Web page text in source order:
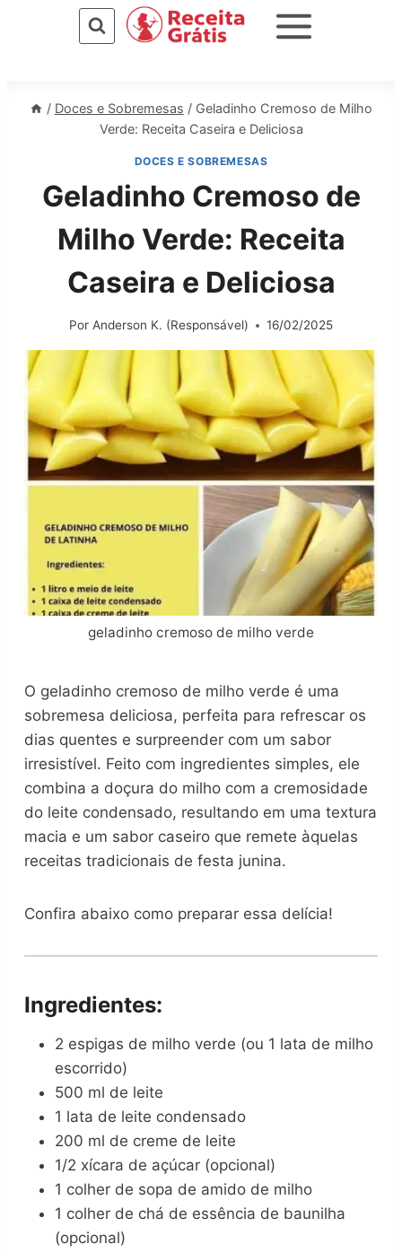
/ Doces e Sobremesas / Geladinho Cremoso de Milho
Verde: Receita Caseira e Deliciosa
DOCES E SOBREMESAS
Geladinho Cremoso de
Milho Verde: Receita
Caseira e Deliciosa
Por Anderson K. (Responsável) 16/02/2025
geladinho cremoso de milho verde
O geladinho cremoso de milho verde é uma
sobremesa deliciosa, perfeita para refrescar os
dias quentes e surpreender com um sabor
irresistível. Feito com ingredientes simples, ele
combina a doçura do milho com a cremosidade
do leite condensado, resultando em uma textura
macia e um sabor caseiro que remete àquelas
receitas tradicionais de festa junina.
Confira abaixo como preparar essa delícia!
Ingredientes:
2 espigas de milho verde (ou 1 lata de milho
escorrido)
500 ml de leite
1 lata de leite condensado
200 ml de creme de leite
1/2 xícara de açúcar (opcional)
1 colher de sopa de amido de milho
1 colher de chá de essência de baunilha
(opcional)